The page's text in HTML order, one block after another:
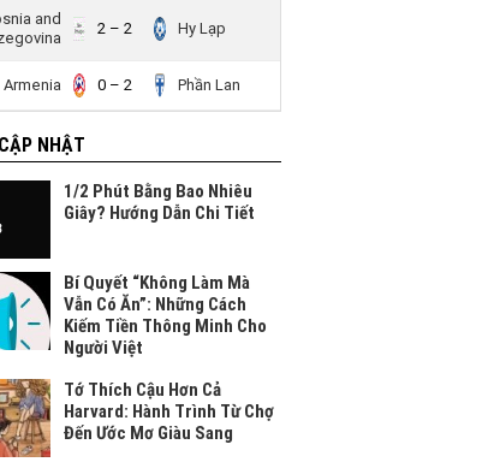
and
2 – 2 Hy Lạp
Armenia 0 – 2 Phần Lan
NHẬT
1/2 Phút Bằng Bao Nhiêu
Giây? Hướng Dẫn Chi Tiết
Bí Quyết “Không Làm Mà
Vẫn Có Ăn”: Những Cách
Kiếm Tiền Thông Minh Cho
Người Việt
Tớ Thích Cậu Hơn Cả
Harvard: Hành Trình Từ Chợ
Đến Ước Mơ Giàu Sang